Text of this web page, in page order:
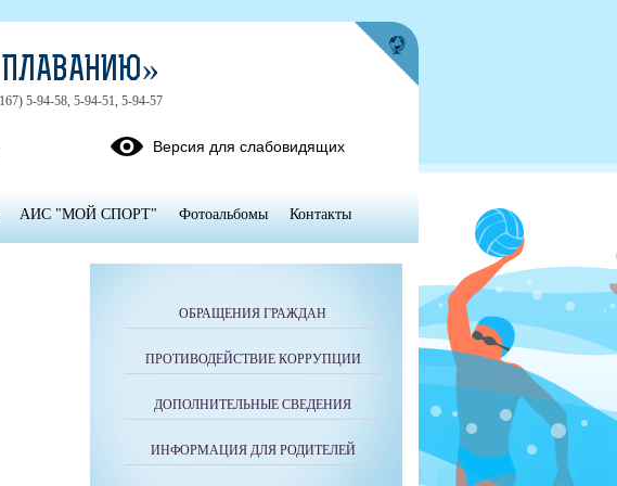
ОБРАЩЕНИЯ ГРАЖДАН
ПРОТИВОДЕЙСТВИЕ КОРРУПЦИИ
ДОПОЛНИТЕЛЬНЫЕ СВЕДЕНИЯ
ИНФОРМАЦИЯ ДЛЯ РОДИТЕЛЕЙ
5-94-58, 5-94-51, 5-94-57
Версия для слабовидящих
АИС "МОЙ СПОРТ" Фотоальбомы Контакты